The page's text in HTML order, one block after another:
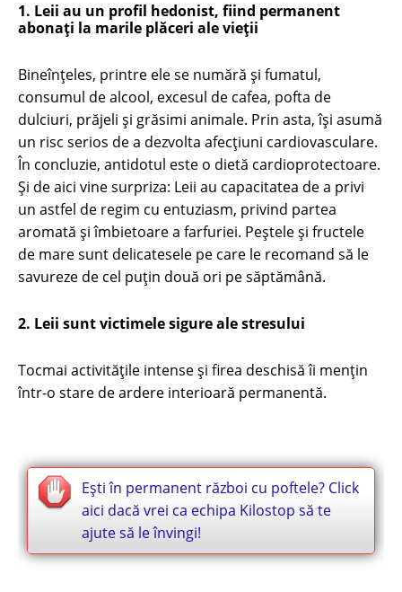
1. Leii au un profil hedonist, fiind permanent
abonați la marile plăceri ale vieții
Bineînțeles, printre ele se numără și fumatul,
consumul de alcool, excesul de cafea, pofta de
dulciuri, prăjeli și grăsimi animale. Prin asta, își asumă
un risc serios de a dezvolta afecțiuni cardiovasculare.
În concluzie, antidotul este o dietă cardioprotectoare.
Și de aici vine surpriza: Leii au capacitatea de a privi
un astfel de regim cu entuziasm, privind partea
aromată și îmbietoare a farfuriei. Peștele și fructele
de mare sunt delicatesele pe care le recomand să le
savureze de cel puţin două ori pe săptămână.
2. Leii sunt victimele sigure ale stresului
Tocmai activitățile intense și firea deschisă îi mențin
într-o stare de ardere interioară permanentă.
Eşti în permanent război cu poftele? Click
aici dacă vrei ca echipa Kilostop să te
ajute să le învingi!